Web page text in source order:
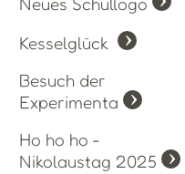
Kesselglück
Besuch der
Experimenta
Ho ho ho -
Nikolaustag 2025